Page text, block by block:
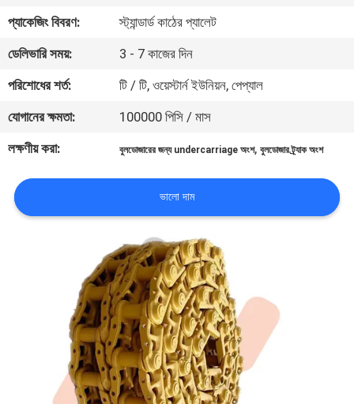
মান
নিয়ন্ত্রণ
খবর
উদ্ধৃতির
জন্য
আবেদন
PRIVACY
POLICY
প্যাকেজিং বিবরণ:
স্ট্যান্ডার্ড কাঠের প্যালেট
ডেলিভারি সময়:
3 - 7 কাজের দিন
পরিশোধের শর্ত:
টি / টি, ওয়েস্টার্ন ইউনিয়ন, পেপ্যাল
যোগানের ক্ষমতা:
100000 পিসি / মাস
লক্ষণীয় করা:
বুলডোজারের জন্য undercarriage অংশ,বুলডোজার ট্র্যাক অংশ
ভালো দাম